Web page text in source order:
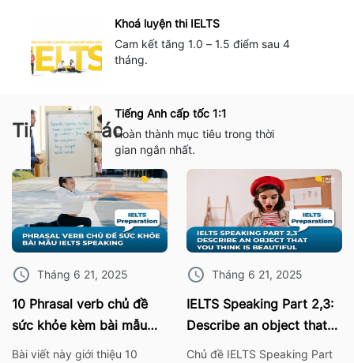
Khoá luyện thi IELTS
Cam kết tăng 1.0 – 1.5 điểm sau 4
tháng.
Tiếng Anh cấp tốc 1:1
Hoàn thành mục tiêu trong thời
gian ngắn nhất.
Tin tức khác
Tháng 6 21, 2025
10 Phrasal verb chủ đề
sức khỏe kèm bài mẫu
IELTS Speaking
Bài viết này giới thiệu 10
Tháng 6 21, 2025
IELTS Speaking Part 2,3:
Describe an object that
you think is beautiful
Chủ đề IELTS Speaking Part